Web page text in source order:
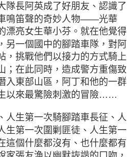
隊長阿英成了好朋友、認識了
鳴笛聲的奇妙人物——光華
漂亮女生華小芬。就在他覺得
另一個國中的腳踏車隊，對阿
，挑戰他們以接力的方式騎上
；在此同時，造成警方重傷致
入東部山區，阿丁和他的一群
以來最驚險刺激的冒險……
人生第一次騎腳踏車長征、人
生第一次圍剿匪徒、人生第一
這個什麼都沒有、也什麼都有